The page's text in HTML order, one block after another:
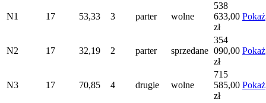
N1 17 53,33 3 parter wolne
538
633,00
zł
Pokaż
N2 17 32,19 2 parter sprzedane
354
090,00
zł
Pokaż
N3 17 70,85 4 drugie wolne
715
585,00
zł
Pokaż